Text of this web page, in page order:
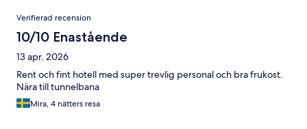
Recensioner
Verifierad recension
10/10 Enastående
13 apr. 2026
Rent och fint hotell med super trevlig personal och bra frukost.
Nära till tunnelbana
Mira, 4 nätters resa